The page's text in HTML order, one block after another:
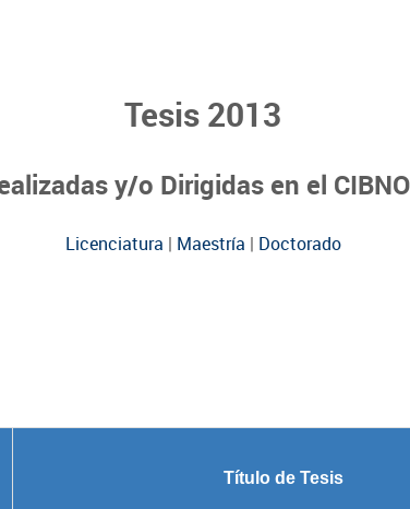
Tesis 2013
y/o Dirigidas en el
Licenciatura | Maestría | Doctorado
Título de Tesis